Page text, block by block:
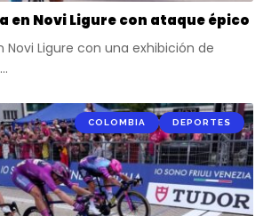
en Novi Ligure con ataque épico
Ligure con una exhibición de
COLOMBIA DEPORTES